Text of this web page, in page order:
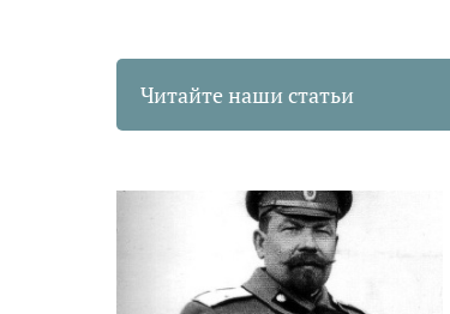
Читайте наши статьи